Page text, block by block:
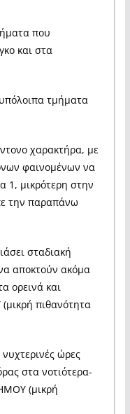
που
και στα
τμήματα
χαρακτήρα, με
φαινομένων να
1, μικρότερη στην
την παραπάνω
σταδιακή
αποκτούν ακόμα
ορεινά και
πιθανότητα
ώρες
στα νοτιότερα-
(μικρή